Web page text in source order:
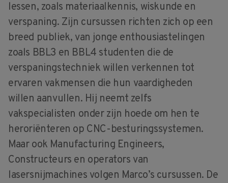
lessen, zoals materiaalkennis, wiskunde en
verspaning. Zijn cursussen richten zich op een
breed publiek, van jonge enthousiastelingen
zoals BBL3 en BBL4 studenten die de
verspaningstechniek willen verkennen tot
ervaren vakmensen die hun vaardigheden
willen aanvullen. Hij neemt zelfs
vakspecialisten onder zijn hoede om hen te
heroriënteren op CNC-besturingssystemen.
Maar ook Manufacturing Engineers,
Constructeurs en operators van
lasersnijmachines volgen Marco’s cursussen. De